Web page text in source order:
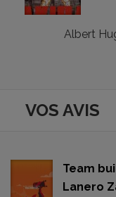
Albert
VOS AVIS
Team
Lanero